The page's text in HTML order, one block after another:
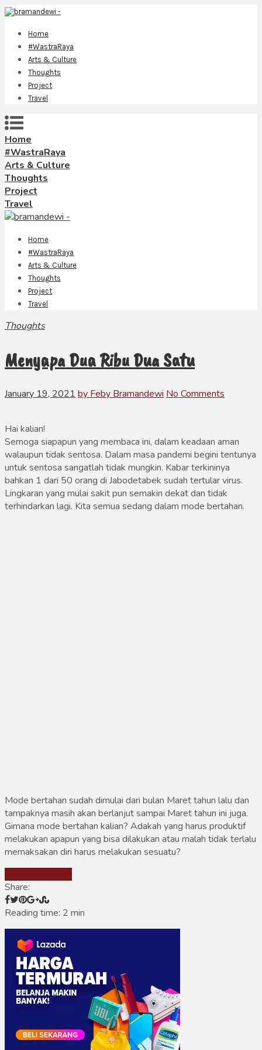
Home
#WastraRaya
Arts & Culture
Thoughts
Project
Travel
Home
#WastraRaya
Arts & Culture
Thoughts
Project
Travel
Home
#WastraRaya
Arts & Culture
Thoughts
Project
Travel
Thoughts
Menyapa Dua Ribu Dua Satu
January 19, 2021 by Feby Bramandewi No Comments
Hai kalian!
Semoga siapapun yang membaca ini, dalam keadaan aman
walaupun tidak sentosa. Dalam masa pandemi begini tentunya
untuk sentosa sangatlah tidak mungkin. Kabar terkininya
bahkan 1 dari 50 orang di Jabodetabek sudah tertular virus.
Lingkaran yang mulai sakit pun semakin dekat dan tidak
terhindarkan lagi. Kita semua sedang dalam mode bertahan.
Mode bertahan sudah dimulai dari bulan Maret tahun lalu dan
tampaknya masih akan berlanjut sampai Maret tahun ini juga.
Gimana mode bertahan kalian? Adakah yang harus produktif
melakukan apapun yang bisa dilakukan atau malah tidak terlalu
memaksakan diri harus melakukan sesuatu?
Share:
Reading time: 2 min